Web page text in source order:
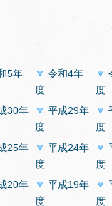
5年
令和4年
度
度
30年
平成29年
度
度
25年
平成24年
度
度
20年
平成19年
度
度